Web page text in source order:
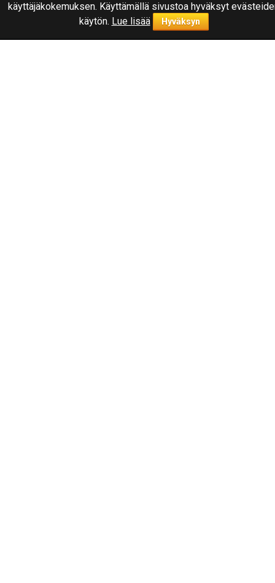
käyttäjäkokemuksen. Käyttämällä sivustoa hyväksyt
käytön. Lue lisää Hyväksyn